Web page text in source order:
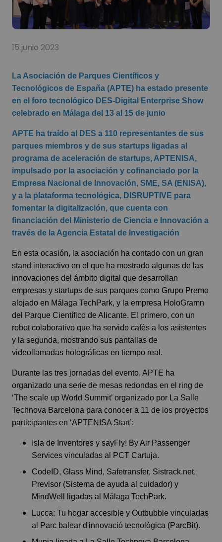
15 junio 2023
La Asociación de Parques Científicos y
Tecnológicos de España (APTE) ha estado presente
en el foro tecnológico DES-Digital Enterprise Show
celebrado en Málaga del 13 al 15 de junio
APTE ha traído al DES a 110 representantes de sus
parques miembros y de sus startups ligadas al
programa de aceleración de startups, APTENISA,
impulsado por la asociación y cofinanciado por la
Empresa Nacional de Innovación, SME, SA (ENISA),
y a la plataforma tecnológica, DISRUPTIVE para
fomentar la digitalización, que cuenta con
financiación del Ministerio de Ciencia e Innovación a
través de la Agencia Estatal de Investigación
En esta ocasión, la asociación ha contado con un gran
stand interactivo en el que ha mostrado algunas de las
innovaciones del ámbito digital que desarrollan
empresas y startups de sus parques como Grupo Premo
alojado en Málaga TechPark, y la empresa HoloGramn
del Parque Científico de Alicante. El primero, con un
robot colaborativo que ha servido cafés a los asistentes
y la segunda, mostrando sus pantallas de
videollamadas holográficas en tiempo real.
Durante las tres jornadas del evento, APTE ha
organizado una serie de mesas redondas en el ring de
‘The scale up World Summit’ organizado por La Salle
Technova Barcelona para conocer a 11 de los proyectos
participantes en ‘APTENISA Start’:
Isla de Inventores y sayFly! By Air Passenger
Services vinculadas al PCT Cartuja.
CodeID, Glass Mind, Safetransfer, Sistrack.net,
Previsor (Sistema de ayuda al cuidador) y
MindWell ligadas al Málaga TechPark.
Lucca: Tu hogar accesible y Outbubble vinculadas
al Parc balear d'innovació tecnològica (ParcBit).